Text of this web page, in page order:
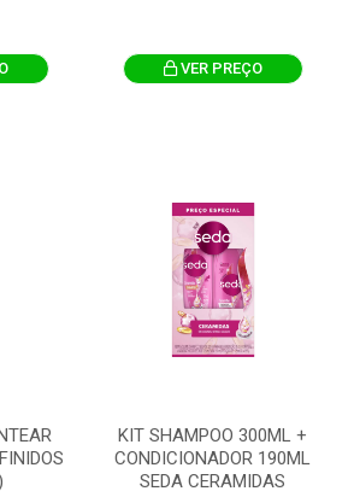
VER PREÇO
KIT SHAMPOO 300ML +
CONDICIONADOR 190ML
SEDA CERAMIDAS